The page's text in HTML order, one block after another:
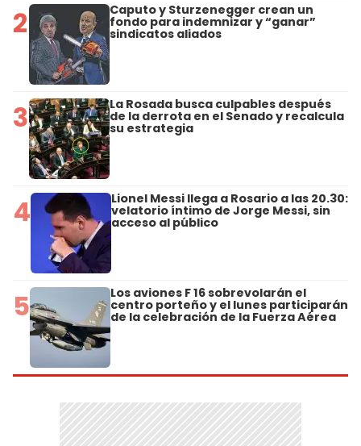
2 Caputo y Sturzenegger crean un
fondo para indemnizar y “ganar”
sindicatos aliados
3 La Rosada busca culpables después
de la derrota en el Senado y recalcula
su estrategia
4 Lionel Messi llega a Rosario a las 20.30:
velatorio íntimo de Jorge Messi, sin
acceso al público
5 Los aviones F 16 sobrevolarán el
centro porteño y el lunes participarán
de la celebración de la Fuerza Aérea